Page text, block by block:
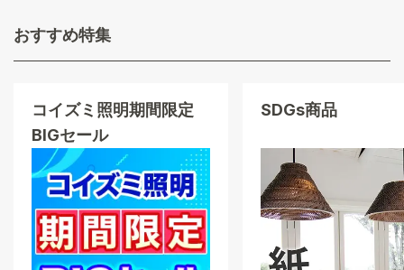
おすすめ特集
コイズミ照明期間限定
BIGセール
SDGs商品